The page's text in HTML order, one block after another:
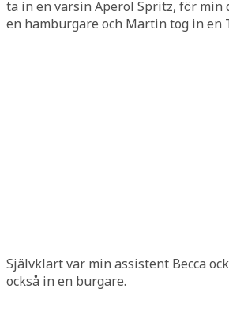
ta in en varsin Aperol Spritz, för min
en hamburgare och Martin tog in en
Självklart var min assistent Becca
också in en burgare.